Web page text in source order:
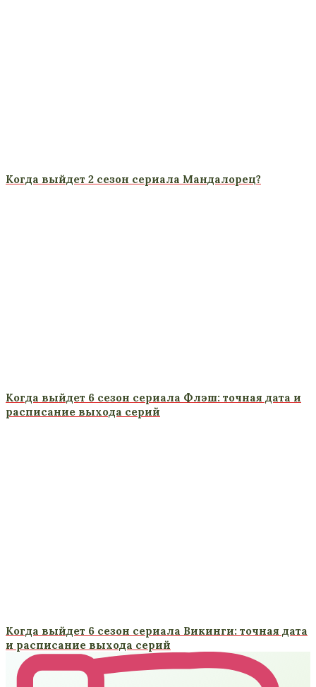
Когда выйдет 2 сезон сериала Мандалорец?
Когда выйдет 6 сезон сериала Флэш: точная дата и
расписание выхода серий
Когда выйдет 6 сезон сериала Викинги: точная дата
и расписание выхода серий